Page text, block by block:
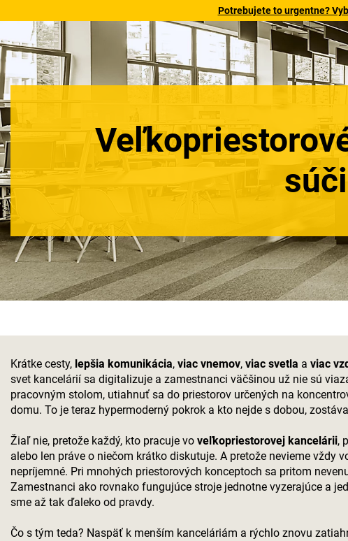
Potrebujete to urgentne?
Krátke cesty, lepšia komunikácia, viac vnemov, viac svetla a viac
svet kancelárií sa digitalizuje a zamestnanci väčšinou už nie sú
pracovným stolom, utiahnuť sa do priestorov určených na
domu. To je teraz hypermoderný pokrok a kto nejde s dobou,
Žiaľ nie, pretože každý, kto pracuje vo veľkopriestorovej kancelárii,
alebo len práve o niečom krátko diskutuje. A pretože nevieme
nepríjemné. Pri mnohých priestorových konceptoch sa pritom
Zamestnanci ako rovnako fungujúce stroje jednotne vyzerajúce a
sme až tak ďaleko od pravdy.
Čo s tým teda? Naspäť k menším kanceláriám a rýchlo znovu